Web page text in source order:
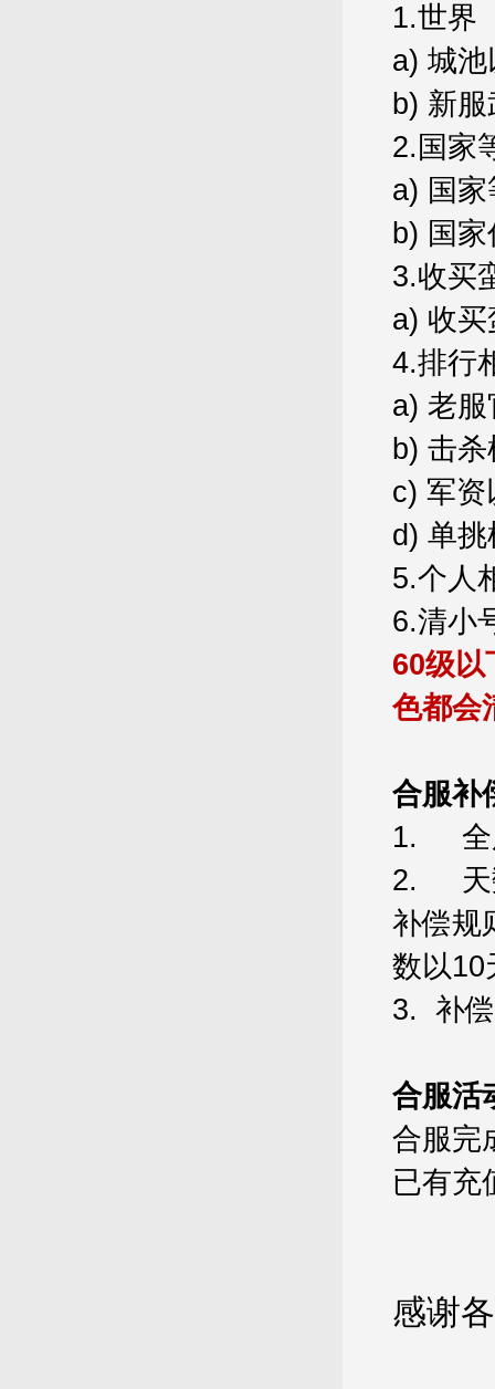
1.世界
a) 城池
b) 新
2. 国家
a) 国
b) 国
3.收买
a) 收
4.排行
a) 老服
b) 击杀
c) 军资
d) 单挑
5.个人
6.清小
60级以
色都会
合服补
1.
2.
补偿规
数以10
3. 补
合服活
合服完
已有充
感谢